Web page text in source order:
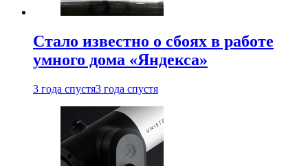
Стало известно о сбоях в работе
умного дома «Яндекса»
3 года спустя3 года спустя